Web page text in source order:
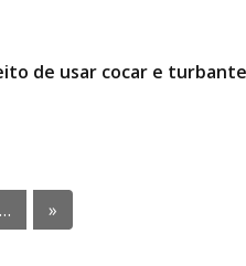
de usar cocar e
… »